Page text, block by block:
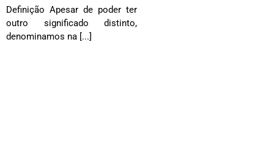
Definição Apesar de poder ter
outro significado distinto,
denominamos na [...]